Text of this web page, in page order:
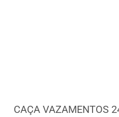
CAÇA VAZAMENTOS